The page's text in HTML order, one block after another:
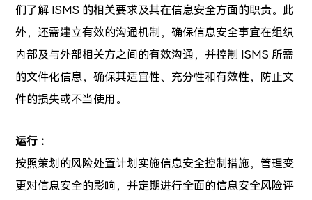
们了解 ISMS 的相关要求及其在信息安全方面的职责。此
外，还需建立有效的沟通机制，确保信息安全事宜在组织
内部及与外部相关方之间的有效沟通，并控制 ISMS 所需
的文件化信息，确保其适宜性、充分性和有效性，防止文
件的损失或不当使用。
运行 ：
按照策划的风险处置计划实施信息安全控制措施，管理变
更对信息安全的影响，并定期进行全面的信息安全风险评